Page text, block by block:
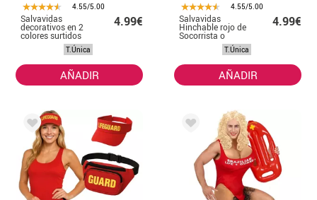
4.55/5.00
Salvavidas
decorativos en 2
colores surtidos
4.99€
T.Única
AÑADIR
4.55/5.00
Salvavidas
Hinchable rojo de
Socorrista o
Vigilante de la
Playa de 71 cm
4.99€
T.Única
AÑADIR